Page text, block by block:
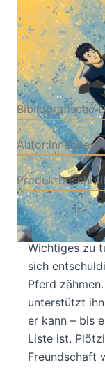
Buch
Hardcover
Bibliografische
Denny wird in
Kisten
Wichtiges zu
sich
Pferd
unterstützt
er kann – bis
Liste ist.
Freundschaft